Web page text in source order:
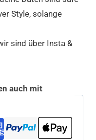
Style, solange
sind über Insta &
auch mit